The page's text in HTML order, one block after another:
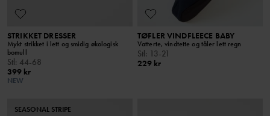
STRIKKET DRESSER
Mykt strikket i lett og smidig økologisk
bomull
Stl: 44-68
399 kr
NEW
TØFLER VINDFLEECE BABY
Vatterte, vindtette og tåler lett regn
Stl: 13-21
229 kr
SEASONAL STRIPE